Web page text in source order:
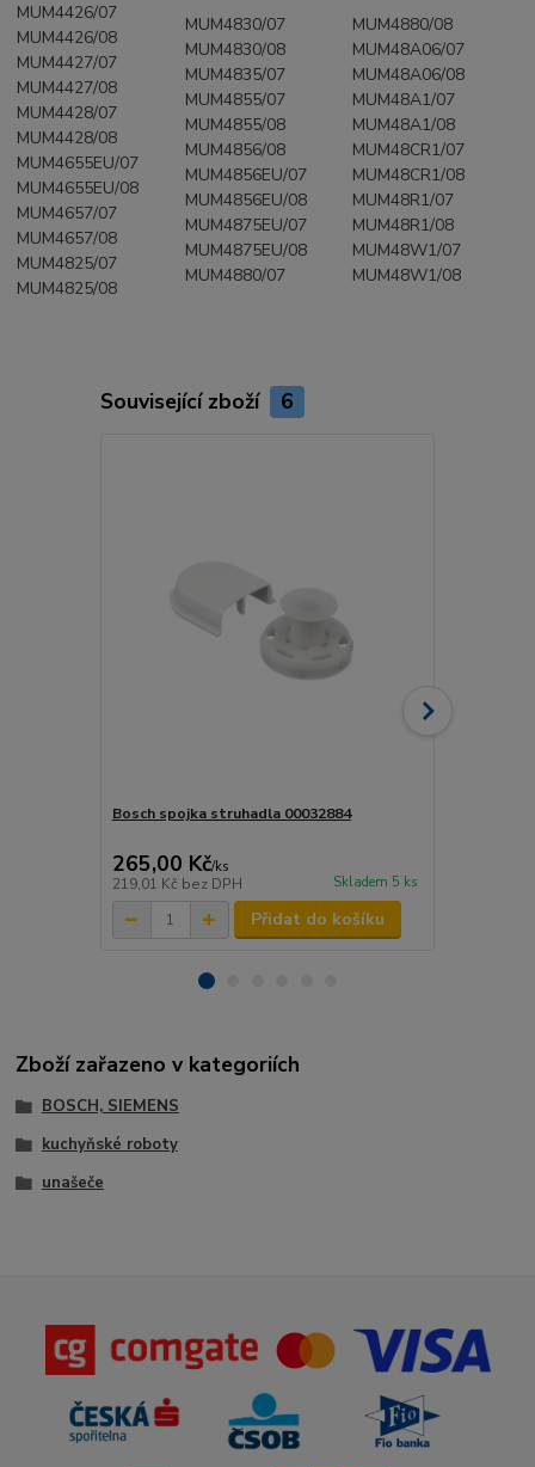
MUM4426/07
MUM4426/08
MUM4427/07
MUM4427/08
MUM4428/07
MUM4428/08
MUM4655EU/07
MUM4655EU/08
MUM4657/07
MUM4657/08
MUM4825/07
MUM4825/08
MUM4830/07
MUM4830/08
MUM4835/07
MUM4855/07
MUM4855/08
MUM4856/08
MUM4856EU/07
MUM4856EU/08
MUM4875EU/07
MUM4875EU/08
MUM4880/07
MUM4880/08
MUM48A06/07
MUM48A06/08
MUM48A1/07
MUM48A1/08
MUM48CR1/07
MUM48CR1/08
MUM48R1/07
MUM48R1/08
MUM48W1/07
MUM48W1/08
Související zboží 6
Bosch spojka struhadla 00032884
265,00 Kč/ks
219,01 Kč bez DPH Skladem 5 ks
Přidat do košíku
Zboží zařazeno v kategoriích
BOSCH, SIEMENS
kuchyňské roboty
unašeče